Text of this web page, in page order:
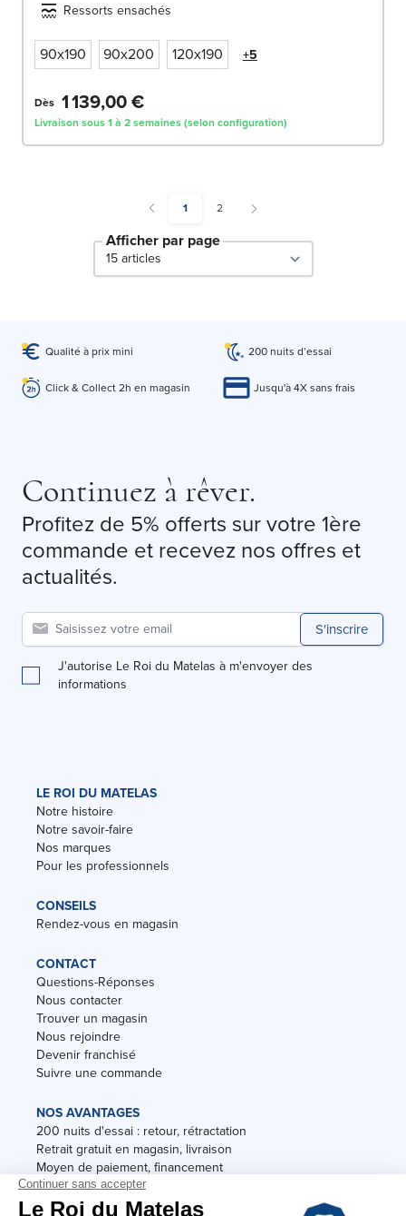
Ressorts ensachés
90x190 90x200 120x190 +5
Dès 1 139,00 €
Livraison sous 1 à 2 semaines (selon configuration)
You're currently reading page
1 Page
2
Afficher par page
Qualité à prix mini 200 nuits d’essai
Click & Collect 2h en magasin Jusqu'à 4X sans frais
Continuez à rêver.
Profitez de 5% offerts sur votre 1ère
commande et recevez nos offres et
actualités.
S'inscrire
J'autorise Le Roi du Matelas à m'envoyer des
informations
LE ROI DU MATELAS
Notre histoire
Notre savoir-faire
Nos marques
Pour les professionnels
CONSEILS
Rendez-vous en magasin
CONTACT
Questions-Réponses
Nous contacter
Trouver un magasin
Nous rejoindre
Devenir franchisé
Suivre une commande
NOS AVANTAGES
200 nuits d'essai : retour, rétractation
Retrait gratuit en magasin, livraison
Moyen de paiement, financement
Garantie